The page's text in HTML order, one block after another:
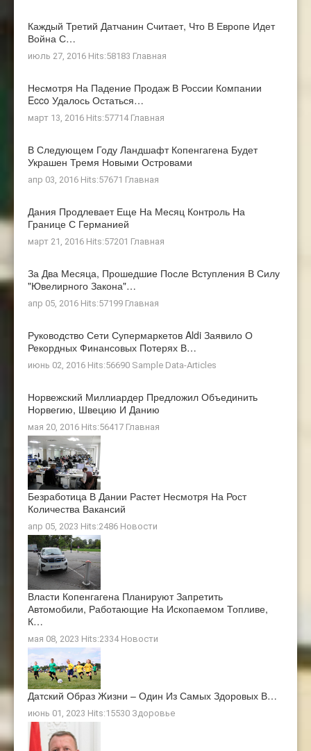
Каждый Третий Датчанин Считает, Что В Европе Идет
Война С…
июль 27, 2016 Hits:58183 Главная
Несмотря На Падение Продаж В России Компании
Ecco Удалось Остаться…
март 13, 2016 Hits:57714 Главная
В Следующем Году Ландшафт Копенгагена Будет
Украшен Тремя Новыми Островами
апр 03, 2016 Hits:57671 Главная
Дания Продлевает Еще На Месяц Контроль На
Границе С Германией
март 21, 2016 Hits:57201 Главная
За Два Месяца, Прошедшие После Вступления В Силу
"ювелирного Закона"…
апр 05, 2016 Hits:57199 Главная
Руководство Сети Супермаркетов Aldi Заявило О
Рекордных Финансовых Потерях В…
июнь 02, 2016 Hits:56690 Sample Data-Articles
Норвежский Миллиардер Предложил Объединить
Норвегию, Швецию И Данию
мая 20, 2016 Hits:56417 Главная
Безработица В Дании Растет Несмотря На Рост
Количества Вакансий
апр 05, 2023 Hits:2486 Новости
Власти Копенгагена Планируют Запретить
Автомобили, Работающие На Ископаемом Топливе,
К…
мая 08, 2023 Hits:2334 Новости
Датский Образ Жизни – Один Из Самых Здоровых В…
июнь 01, 2023 Hits:15530 Здоровье